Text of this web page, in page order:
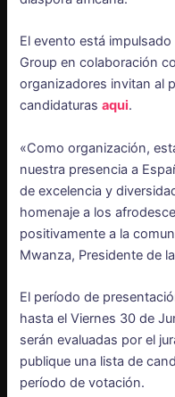
El evento está
Group en colaboración
organizadores invitan al
candidaturasaqui.
«Como organización,
nuestra presencia a
de excelencia y
homenaje a los
positivamente a la
Mwanza, Presidente de
El período de
hasta el Viernes 30 de
serán evaluadas por el
publique una lista de
período de votación.